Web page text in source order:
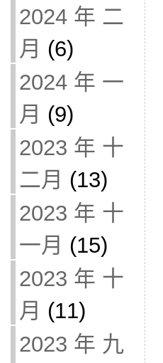
2024 年 二
月 (6)
2024 年 一
月 (9)
2023 年 十
二月 (13)
2023 年 十
一月 (15)
2023 年 十
月 (11)
2023 年 九